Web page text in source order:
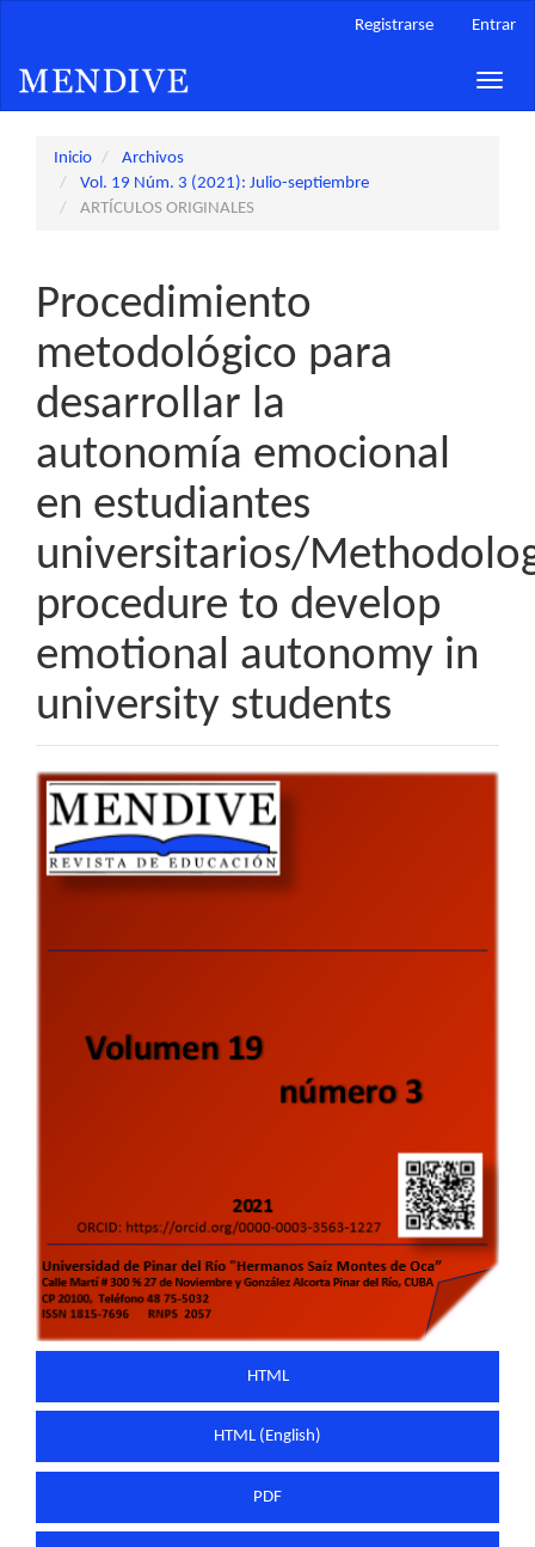
principal
Barra
Registrarse Entrar
Toggle
Inicio
Archivos
Vol. 19 Núm. 3 (2021): Julio-septiembre
ARTÍCULOS ORIGINALES
Procedimiento
metodológico para
desarrollar la
autonomía emocional
en estudiantes
universitarios/
procedure to develop
emotional autonomy in
university students
Barra
lateral
del
HTML
HTML (English)
PDF